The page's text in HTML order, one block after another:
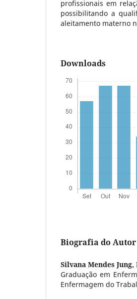
profissionais em
possibilitando a
aleitamento materno
Downloads
Biografia do Autor
Silvana Mendes Jung,
Graduação em
Enfermagem do